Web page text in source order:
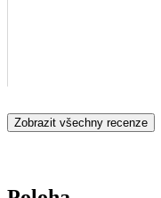
Zobrazit všechny recenze